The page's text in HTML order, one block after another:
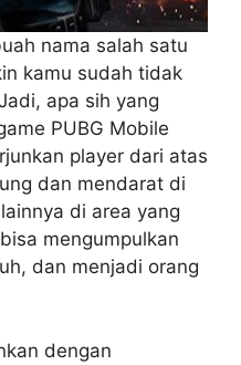
nama salah satu
kamu sudah tidak
apa sih yang
PUBG Mobile
player dari atas
dan mendarat di
di area yang
mengumpulkan
dan menjadi orang
dengan